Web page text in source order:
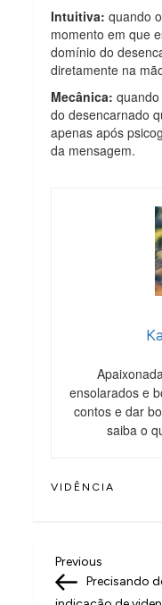
Intuitiva: quando
momento em que
domínio do
diretamente na
Mecânica:
do desencarnado
apenas após
da mensagem.
ensolarados e
contos e dar
saiba o
VIDÊNCIA
N
a
Previous
Post
Previous
Precisando